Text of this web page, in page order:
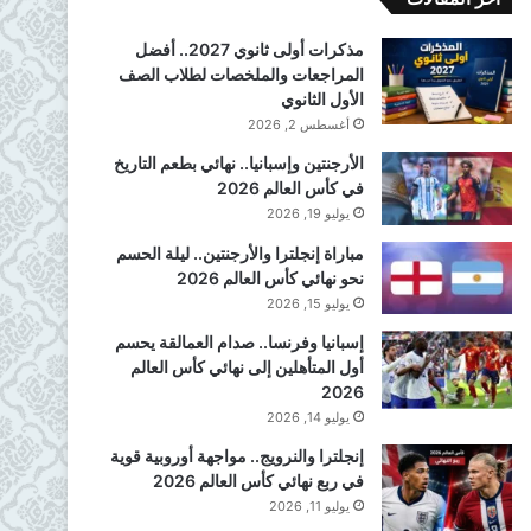
مذكرات أولى ثانوي 2027.. أفضل
المراجعات والملخصات لطلاب الصف
الأول الثانوي
أغسطس 2, 2026
الأرجنتين وإسبانيا.. نهائي بطعم التاريخ
في كأس العالم 2026
يوليو 19, 2026
مباراة إنجلترا والأرجنتين.. ليلة الحسم
نحو نهائي كأس العالم 2026
يوليو 15, 2026
إسبانيا وفرنسا.. صدام العمالقة يحسم
أول المتأهلين إلى نهائي كأس العالم
2026
يوليو 14, 2026
إنجلترا والنرويج.. مواجهة أوروبية قوية
في ربع نهائي كأس العالم 2026
يوليو 11, 2026